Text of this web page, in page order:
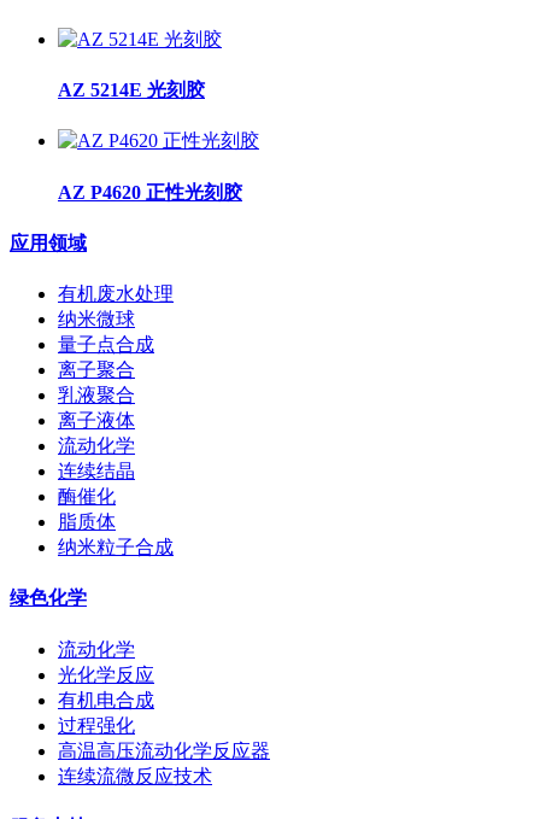
AZ 5214E 光刻胶
AZ P4620 正性光刻胶
应用领域
有机废水处理
纳米微球
量子点合成
离子聚合
乳液聚合
离子液体
流动化学
连续结晶
酶催化
脂质体
纳米粒子合成
绿色化学
流动化学
光化学反应
有机电合成
过程强化
高温高压流动化学反应器
连续流微反应技术